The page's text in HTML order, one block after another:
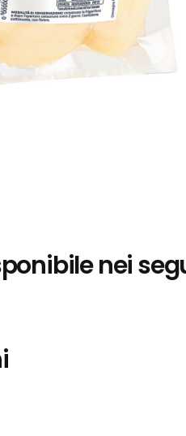
nei